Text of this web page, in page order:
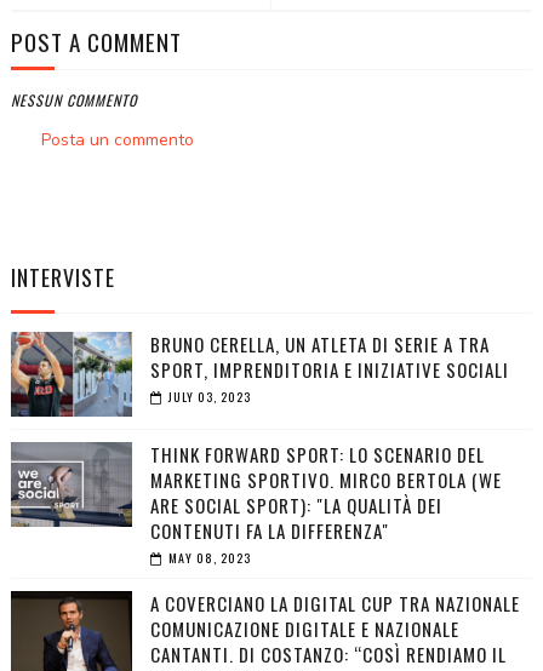
POST A COMMENT
NESSUN COMMENTO
Posta un commento
INTERVISTE
BRUNO CERELLA, UN ATLETA DI SERIE A TRA
SPORT, IMPRENDITORIA E INIZIATIVE SOCIALI
JULY 03, 2023
THINK FORWARD SPORT: LO SCENARIO DEL
MARKETING SPORTIVO. MIRCO BERTOLA (WE
ARE SOCIAL SPORT): "LA QUALITÀ DEI
CONTENUTI FA LA DIFFERENZA"
MAY 08, 2023
A COVERCIANO LA DIGITAL CUP TRA NAZIONALE
COMUNICAZIONE DIGITALE E NAZIONALE
CANTANTI. DI COSTANZO: “COSÌ RENDIAMO IL